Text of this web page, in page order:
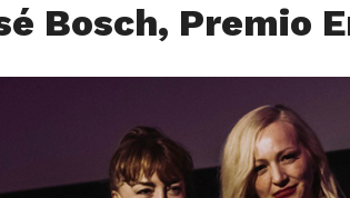
Bosch, Premio